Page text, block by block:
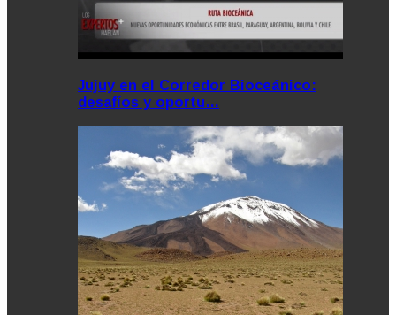
Jujuy en el Corredor Bioceánico:
desafíos y oportu…